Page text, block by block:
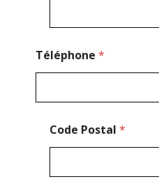
g
Téléphone *
Code Postal *